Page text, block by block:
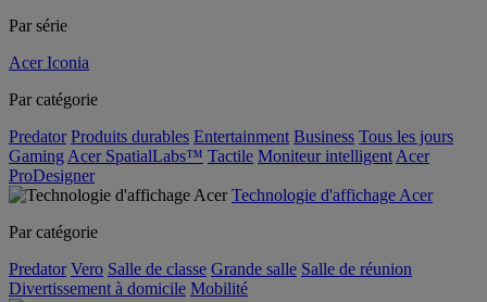
Par série
Acer Iconia
Par catégorie
Predator Produits durables Entertainment Business Tous les jours
Gaming Acer SpatialLabs™ Tactile Moniteur intelligent Acer
ProDesigner
Technologie d'affichage Acer
Par catégorie
Predator Vero Salle de classe Grande salle Salle de réunion
Divertissement à domicile Mobilité